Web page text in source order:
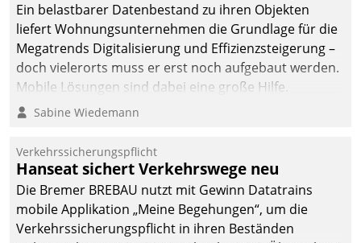
Ein belastbarer Datenbestand zu ihren Objekten
liefert Wohnungsunternehmen die Grundlage für die
Megatrends Digitalisierung und Effizienzsteigerung –
doch vielerorts muss er erst noch aufgebaut werden.
Mobile Lösungen sind dabei eine große Hilfe.
Sabine Wiedemann
Verkehrssicherungspflicht
Hanseat sichert Verkehrswege neu
Die Bremer BREBAU nutzt mit Gewinn Datatrains
mobile Applikation „Meine Begehungen“, um die
Verkehrssicherungspflicht in ihren Beständen